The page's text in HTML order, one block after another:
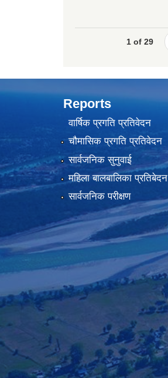
1 of 29
Reports
वार्षिक प्रगति प्रतिवेदन
चौमासिक प्रगति प्रतिवेदन
सार्वजनिक सुनुवाई
महिला बालबालिका प्रतिबेदन
सार्वजनिक परीक्षण